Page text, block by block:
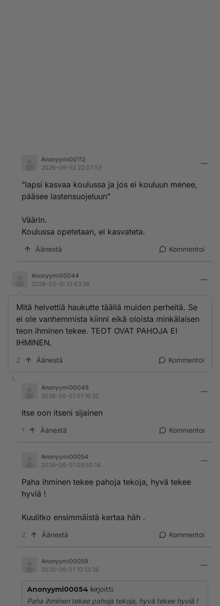
Anonyymi00112
2026-06-02 22:07:53
"lapsi kasvaa koulussa ja jos ei kouluun menee,
pääsee lastensuojeluun"
Väärin.
Koulussa opetetaan, ei kasvateta.
Äänestä Kommentoi
Anonyymi00044
2026-05-31 21:43:38
Mitä helvettiä haukutte täällä muiden perheitä. Se
ei ole vanhemmista kiinni eikä oloista minkälaisen
teon ihminen tekee. TEOT OVAT PAHOJA EI
IHMINEN.
2 Äänestä Kommentoi
Anonyymi00049
2026-06-01 01:16:32
Itse oon itseni sijainen
1 Äänestä Kommentoi
Anonyymi00054
2026-06-01 08:50:14
Paha ihminen tekee pahoja tekoja, hyvä tekee
hyviä !
Kuulitko ensimmäistä kertaa häh .
2 Äänestä Kommentoi
Anonyymi00059
2026-06-01 10:13:36
Anonyymi00054 kirjoitti:
Paha ihminen tekee pahoja tekoja, hyvä tekee hyviä !